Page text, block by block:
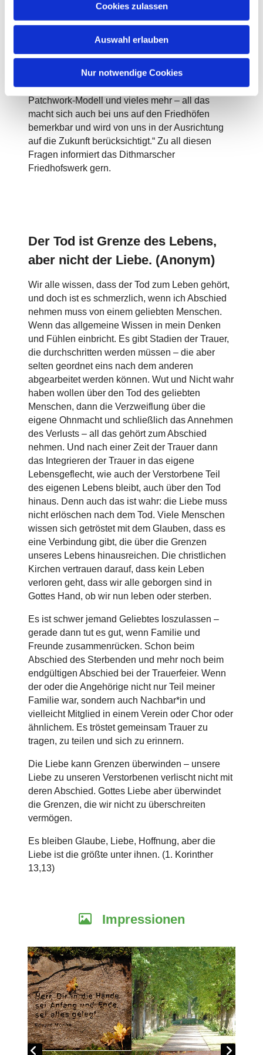
Cookies zulassen
Auswahl erlauben
Nur notwendige Cookies
Individualität das gerade mit dem Lineal
gezogene Grab weniger nachgefragt wird, die
eine natürliche Gestaltung entscheiden.
Abzulesen ist daran auch, so Astrid Buchin:
„Wege von Familien verändern sich, Kinder
ziehen aus Dithmarschen weg, es gibt das
Patchwork-Modell und vieles mehr – all das
macht sich auch bei uns auf den Friedhöfen
bemerkbar und wird von uns in der Ausrichtung
auf die Zukunft berücksichtigt.“ Zu all diesen
Fragen informiert das Dithmarscher
Friedhofswerk gern.
Der Tod ist Grenze des Lebens,
aber nicht der Liebe. (Anonym)
Wir alle wissen, dass der Tod zum Leben gehört,
und doch ist es schmerzlich, wenn ich Abschied
nehmen muss von einem geliebten Menschen.
Wenn das allgemeine Wissen in mein Denken
und Fühlen einbricht. Es gibt Stadien der Trauer,
die durchschritten werden müssen – die aber
selten geordnet eins nach dem anderen
abgearbeitet werden können. Wut und Nicht wahr
haben wollen über den Tod des geliebten
Menschen, dann die Verzweiflung über die
eigene Ohnmacht und schließlich das Annehmen
des Verlusts – all das gehört zum Abschied
nehmen. Und nach einer Zeit der Trauer dann
das Integrieren der Trauer in das eigene
Lebensgeflecht, wie auch der Verstorbene Teil
des eigenen Lebens bleibt, auch über den Tod
hinaus. Denn auch das ist wahr: die Liebe muss
nicht erlöschen nach dem Tod. Viele Menschen
wissen sich getröstet mit dem Glauben, dass es
eine Verbindung gibt, die über die Grenzen
unseres Lebens hinausreichen. Die christlichen
Kirchen vertrauen darauf, dass kein Leben
verloren geht, dass wir alle geborgen sind in
Gottes Hand, ob wir nun leben oder sterben.
Es ist schwer jemand Geliebtes loszulassen –
gerade dann tut es gut, wenn Familie und
Freunde zusammenrücken. Schon beim
Abschied des Sterbenden und mehr noch beim
endgültigen Abschied bei der Trauerfeier. Wenn
der oder die Angehörige nicht nur Teil meiner
Familie war, sondern auch Nachbar*in und
vielleicht Mitglied in einem Verein oder Chor oder
ähnlichem. Es tröstet gemeinsam Trauer zu
tragen, zu teilen und sich zu erinnern.
Die Liebe kann Grenzen überwinden – unsere
Liebe zu unseren Verstorbenen verlischt nicht mit
deren Abschied. Gottes Liebe aber überwindet
die Grenzen, die wir nicht zu überschreiten
vermögen.
Es bleiben Glaube, Liebe, Hoffnung, aber die
Liebe ist die größte unter ihnen. (1. Korinther
13,13)
Impressionen